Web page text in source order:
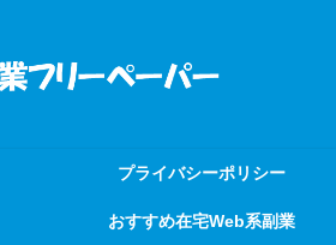
プライバシーポリシー
おすすめ在宅Web系副業